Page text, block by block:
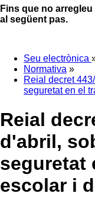
Fins que no
al següent pas.
Seu electrònica
Normativa »
Reial decret
seguretat en el
Reial
d'abril,
seguretat
escolar i